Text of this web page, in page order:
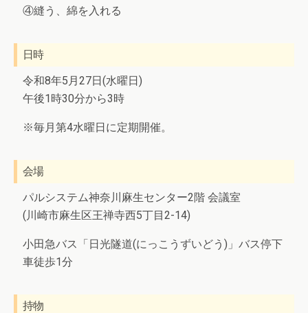
④縫う、綿を入れる
日時
令和8年5月27日(水曜日)
午後1時30分から3時
※毎月第4水曜日に定期開催。
会場
パルシステム神奈川麻生センター2階 会議室
(川崎市麻生区王禅寺西5丁目2-14)
小田急バス「日光隧道(にっこうずいどう)」バス停下
車徒歩1分
持物